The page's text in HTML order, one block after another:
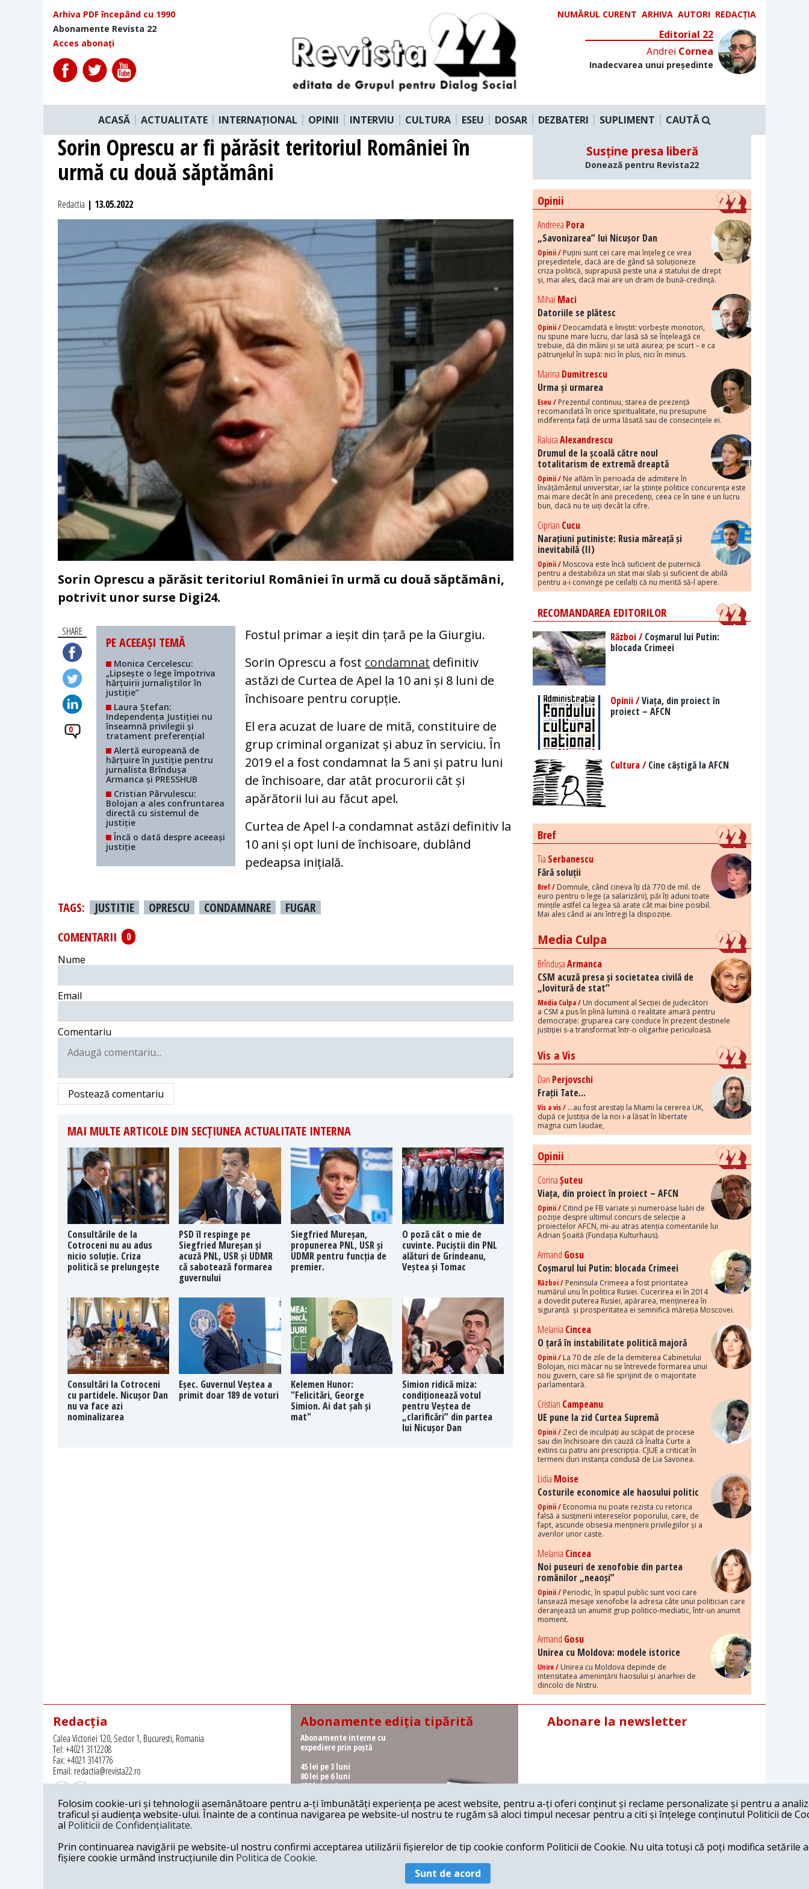
Arhiva PDF începând cu 1990
Abonamente Revista 22
Acces abonați
NUMĂRUL CURENT ARHIVA AUTORI REDACȚIA
Editorial 22
Andrei Cornea
Inadecvarea unui președinte
ACASĂ ACTUALITATE INTERNAȚIONAL OPINII INTERVIU CULTURA ESEU DOSAR DEZBATERI SUPLIMENT CAUTĂ
Sorin Oprescu ar fi părăsit teritoriul României în
urmă cu două săptămâni
Redactia | 13.05.2022
Sorin Oprescu a părăsit teritoriul României în urmă cu două săptămâni,
potrivit unor surse Digi24.
SHARE
0
PE ACEEAȘI TEMĂ
Monica Cercelescu:
„Lipsește o lege împotriva
hărțuirii jurnaliștilor în
justiție”
Laura Ștefan:
Independența Justiției nu
înseamnă privilegii și
tratament preferențial
Alertă europeană de
hărțuire în justiție pentru
jurnalista Brîndușa
Armanca și PRESSHUB
Cristian Pârvulescu:
Bolojan a ales confruntarea
directă cu sistemul de
justiție
Încă o dată despre aceeași
justiție
Fostul primar a ieșit din țară pe la Giurgiu.
Sorin Oprescu a fost condamnat definitiv
astăzi de Curtea de Apel la 10 ani și 8 luni de
închisoare pentru corupție.
El era acuzat de luare de mită, constituire de
grup criminal organizat și abuz în serviciu. În
2019 el a fost condamnat la 5 ani și patru luni
de închisoare, dar atât procurorii cât și
apărătorii lui au făcut apel.
Curtea de Apel l-a condamnat astăzi definitiv la
10 ani și opt luni de închisoare, dublând
pedeapsa inițială.
TAGS: JUSTITIE OPRESCU CONDAMNARE
FUGAR
COMENTARII
0
Nume
Email
Comentariu
Postează comentariu
MAI MULTE ARTICOLE DIN SECȚIUNEA ACTUALITATE INTERNA
Consultările de la
Cotroceni nu au adus
nicio soluție. Criza
politică se prelungește
PSD îl respinge pe
Siegfried Mureșan și
acuză PNL, USR și UDMR
că sabotează formarea
guvernului
Siegfried Mureșan,
propunerea PNL, USR și
UDMR pentru funcția de
premier.
O poză cât o mie de
cuvinte. Puciștii din PNL
alături de Grindeanu,
Veștea și Tomac
Consultări la Cotroceni
cu partidele. Nicușor Dan
nu va face azi
nominalizarea
Eșec. Guvernul Veștea a
primit doar 189 de voturi
Kelemen Hunor:
"Felicitări, George
Simion. Ai dat șah și
mat"
Simion ridică miza:
condiționează votul
pentru Veștea de
„clarificări” din partea
lui Nicușor Dan
Susține presa liberă
Donează pentru Revista22
Opinii
Andreea Pora
„Savonizarea” lui Nicușor Dan
Opinii / Puțini sunt cei care mai înțeleg ce vrea
președintele, dacă are de gând să soluționeze
criza politică, suprapusă peste una a statului de drept
și, mai ales, dacă mai are un dram de bună-credință.
Mihai Maci
Datoriile se plătesc
Opinii / Deocamdată e liniștit: vorbește monoton,
nu spune mare lucru, dar lasă să se înțeleagă ce
trebuie, dă din mâini și se uită aiurea; pe scurt – e ca
pătrunjelul în supă: nici în plus, nici în minus.
Marina Dumitrescu
Urma și urmarea
Eseu / Prezentul continuu, starea de prezență
recomandată în orice spiritualitate, nu presupune
indiferența față de urma lăsată sau de consecințele ei.
RalucaAlexandrescu
Drumul de la școală către noul
totalitarism de extremă dreaptă
Opinii / Ne aflăm în perioada de admitere în
învățământul universitar, iar la științe politice concurența este
mai mare decât în anii precedenți, ceea ce în sine e un lucru
bun, dacă nu te uiți decât la cifre.
Ciprian Cucu
Narațiuni putiniste: Rusia măreață și
inevitabilă (II)
Opinii / Moscova este încă suficient de puternică
pentru a destabiliza un stat mai slab și suficient de abilă
pentru a-i convinge pe ceilalți că nu merită să-l apere.
RECOMANDAREA EDITORILOR
Război /Coșmarul lui Putin:
blocada Crimeei
Opinii /Viața, din proiect în
proiect – AFCN
Cultura /Cine câștigă la AFCN
Bref
Tia Serbanescu
Fără soluții
Bref / Domnule, când cineva îți dă 770 de mil. de
euro pentru o lege (a salarizării), păi îți aduni toate
mințile astfel ca legea să arate cât mai bine posibil.
Mai ales când ai ani întregi la dispoziție.
Media Culpa
BrîndușaArmanca
CSM acuză presa și societatea civilă de
„lovitură de stat”
Media Culpa / Un document al Secției de judecători
a CSM a pus în plină lumină o realitate amară pentru
democrație: gruparea care conduce în prezent destinele
justiției s-a transformat într-o oligarhie periculoasă.
Vis a Vis
Dan Perjovschi
Frații Tate...
Vis a vis / ...au fost arestați la Miami la cererea UK,
după ce Justiția de la noi i-a lăsat în libertate
magna cum laudae,
Opinii
CorinaȘuteu
Viața, din proiect în proiect – AFCN
Opinii / Citind pe FB variate și numeroase luări de
poziție despre ultimul concurs de selecție a
proiectelor AFCN, mi-au atras atenția comentariile lui
Adrian Șoaită (Fundația Kulturhaus).
Armand Gosu
Coșmarul lui Putin: blocada Crimeei
Război / Peninsula Crimeea a fost prioritatea
numărul unu în politica Rusiei. Cucerirea ei în 2014
a dovedit puterea Rusiei, apărarea, menținerea în
siguranță și prosperitatea ei semnifică măreția Moscovei.
Melania Cincea
O țară în instabilitate politică majoră
Opinii / La 70 de zile de la demiterea Cabinetului
Bolojan, nici măcar nu se întrevede formarea unui
nou guvern, care să fie sprijinit de o majoritate
parlamentară.
Cristian Campeanu
UE pune la zid Curtea Supremă
Opinii / Zeci de inculpați au scăpat de procese
sau din închisoare din cauză că Înalta Curte a
extins cu patru ani prescripția. CJUE a criticat în
termeni duri instanța condusă de Lia Savonea.
Lidia Moise
Costurile economice ale haosului politic
Opinii / Economia nu poate rezista cu retorica
falsă a susținerii intereselor poporului, care, de
fapt, ascunde obsesia menținerii privilegiilor și a
averilor unor caste.
Melania Cincea
Noi puseuri de xenofobie din partea
românilor „neaoși”
Opinii / Periodic, în spațiul public sunt voci care
lansează mesaje xenofobe la adresa câte unui politician care
deranjează un anumit grup politico-mediatic, într-un anumit
moment.
Armand Gosu
Unirea cu Moldova: modele istorice
Unire / Unirea cu Moldova depinde de
intensitatea amenințării haosului și anarhiei de
dincolo de Nistru.
Redacția
Calea Victoriei 120, Sector 1, Bucuresti, Romania
Tel: +4021 3112208
Fax: +4021 3141776
Email: redactia@revista22.ro
Revista 22 este editata de
Abonamente ediția tipărită
Abonamente interne cu
expediere prin poștă
45 lei pe 3 luni
80 lei pe 6 luni
150 lei pe 1 an
Abonamente interne cu
ridicare de la redacție
62 lei pe 6 luni
115 lei pe 1 an
Abonare la newsletter
© 2026 Revista 22
Folosim cookie-uri și tehnologii asemănătoare pentru a-ți îmbunătăți experiența pe acest website, pentru a-ți oferi conținut și reclame personalizate și pentru a
traficul și audiența website-ului. Înainte de a continua navigarea pe website-ul nostru te rugăm să aloci timpul necesar pentru a citi și înțelege conținutul Politicii de
al Politicii de Confidențialitate.
Prin continuarea navigării pe website-ul nostru confirmi acceptarea utilizării fișierelor de tip cookie conform Politicii de Cookie. Nu uita totuși că poți modifica setările
fișiere cookie urmând instrucțiunile din Politica de Cookie.
Sunt de acord